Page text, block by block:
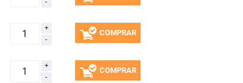
COMPRAR
COMPRAR